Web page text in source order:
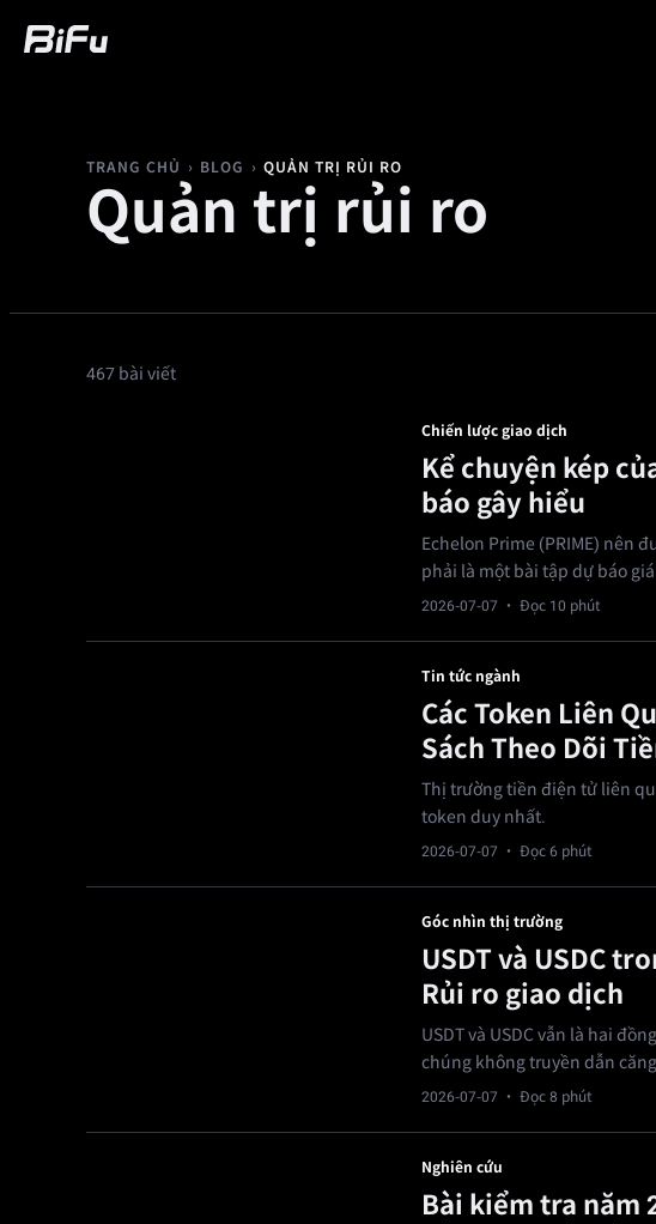
TRANG CHỦ › BLOG › QUẢN TRỊ RỦI RO
Quản trị rủi ro
467 bài viết
Chiến lược giao dịch
Kể chuyện kép
báo gây hiểu
Echelon Prime (PRIME) nên
phải là một bài tập dự báo
2026-07-07 · Đọc 10 phút
Tin tức ngành
Các Token Liên
Sách Theo Dõi
Thị trường tiền điện tử liên
token duy nhất.
2026-07-07 · Đọc 6 phút
Góc nhìn thị trường
USDT và USDC
Rủi ro giao dịch
USDT và USDC vẫn là hai
chúng không truyền dẫn
2026-07-07 · Đọc 8 phút
Nghiên cứu
Bài kiểm tra năm